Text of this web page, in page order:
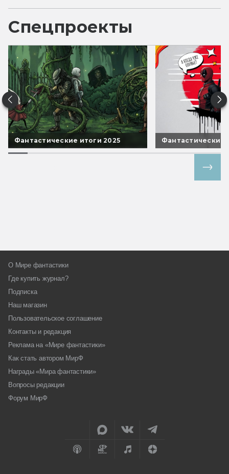
Спецпроекты
Фантастические итоги 2025 Фантастические
О Мире фантастики
Где купить журнал?
Подписка
Наш магазин
Пользовательское соглашение
Контакты и редакция
Реклама на «Мире фантастики»
Как стать автором МирФ
Награды «Мира фантастики»
Вопросы редакции
Форум МирФ